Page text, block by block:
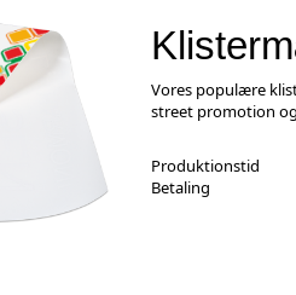
Vores populære
street promotion
Produktionstid
Betaling